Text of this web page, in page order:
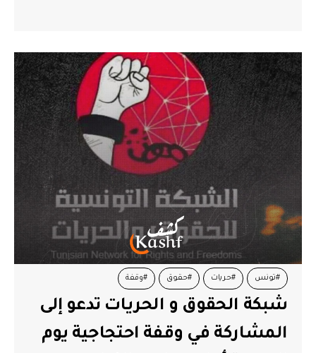
#تونس #حريات #حقوق #وقفة
شبكة الحقوق و الحريات تدعو إلى
المشاركة في وقفة احتجاجية يوم